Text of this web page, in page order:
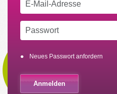
Neues Passwort anfordern